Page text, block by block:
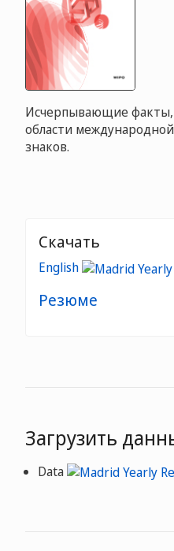
Исчерпывающие факты,
области
знаков.
Скачать
English
Резюме
Загрузить
Data